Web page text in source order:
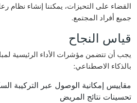
القضاء على التحيزات، يمكننا إنشاء نظام
جميع أفراد المجتمع.
قياس النجاح
يجب أن تتضمن مؤشرات الأداء الرئيسية
بالذكاء الاصطناعي:
مقاييس إمكانية الوصول عبر التركيبة
تحسينات نتائج المريض